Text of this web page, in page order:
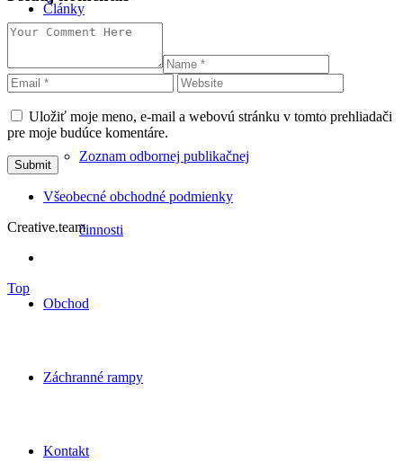
Články
Zoznam odbornej publikačnej
činnosti
Obchod
Záchranné rampy
Kontakt
Uložiť moje meno, e-mail a webovú stránku v tomto prehliadači
pre moje budúce komentáre.
Všeobecné obchodné podmienky
Creative.team
Top